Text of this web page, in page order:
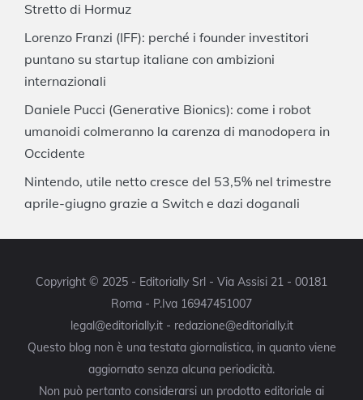
Stretto di Hormuz
Lorenzo Franzi (IFF): perché i founder investitori
puntano su startup italiane con ambizioni
internazionali
Daniele Pucci (Generative Bionics): come i robot
umanoidi colmeranno la carenza di manodopera in
Occidente
Nintendo, utile netto cresce del 53,5% nel trimestre
aprile-giugno grazie a Switch e dazi doganali
Copyright © 2025 - Editorially Srl - Via Assisi 21 - 00181
Roma - P.Iva 16947451007
legal@editorially.it - redazione@editorially.it
Questo blog non è una testata giornalistica, in quanto viene
aggiornato senza alcuna periodicità.
Non può pertanto considerarsi un prodotto editoriale ai